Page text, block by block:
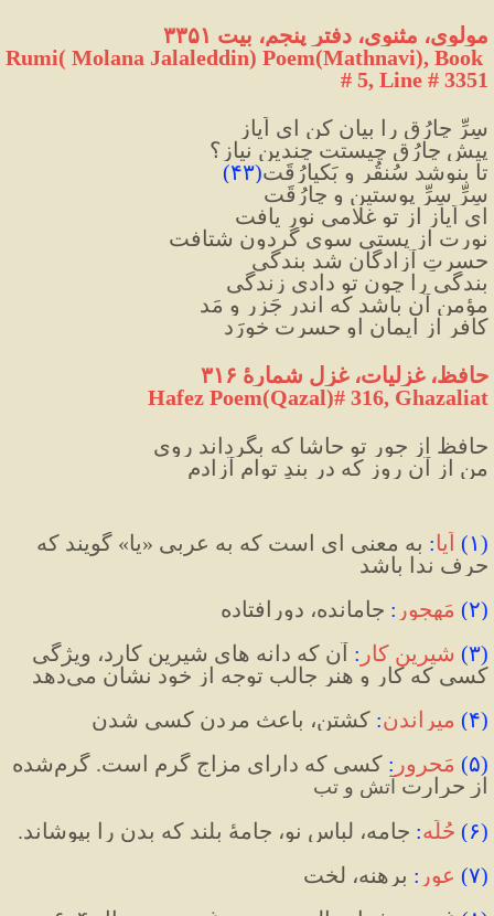
مولوی، مثنوی، دفتر پنجم، بیت ۳۳۵۱
Rumi( Molana Jalaleddin) Poem(Mathnavi), Book
# 5, Line # 3351
سِرِّ چارُق را بیان کن ای اَیاز
پیشِ چارُق چیستت چندین نیاز؟
تا بنوشد سُنقُر و بَکیارُقَت(۴۳)
سِرِّ سِرِّ پوستین و چارُقَت
ای اَیاز از تو غلامی نور یافت
نورت از پستی سوی گردون شتافت
حسرتِ آزادگان شد بندگی
بندگی را چون تو دادی زندگی
مؤمن آن باشد که اندر جَزر و مَد
کافر از ایمانِ او حسرت خورَد
حافظ، غزلیات، غزل شمارهٔ ۳۱۶
Hafez Poem(Qazal)# 316, Ghazaliat
حافظ از جورِ تو حاشا که بگرداند روی
من از آن روز که در بندِ توام آزادم
(۱) اَیا:
حرف ندا باشد
(۲) مَهجور : جامانده، دورافتاده
(۳) شیرین کار :
کسی که کار و هنر جالب توجه از خود نشان می‌دهد
(۴) میراندن: کشتن، باعث مردن کسی شدن
(۵) مَحرور :
از حرارت آتش و تب
(۶) حُلِّه: جامه، لباس نو، جامۀ بلند که بدن را بپوشاند.
(۷) عور : برهنه، لخت